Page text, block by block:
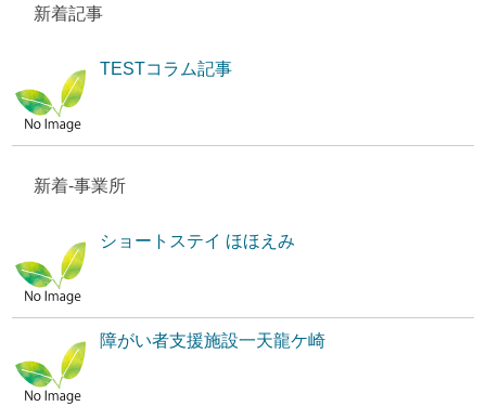
新着記事
TESTコラム記事
新着-事業所
ショートステイ ほほえみ
障がい者支援施設一天龍ケ崎